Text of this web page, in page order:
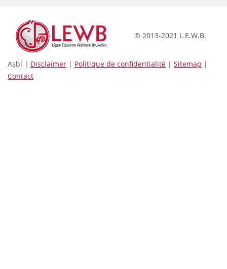
© 2013-2021 L.E.W.B.
Asbl | Disclaimer | Politique de confidentialité | Sitemap |
Contact